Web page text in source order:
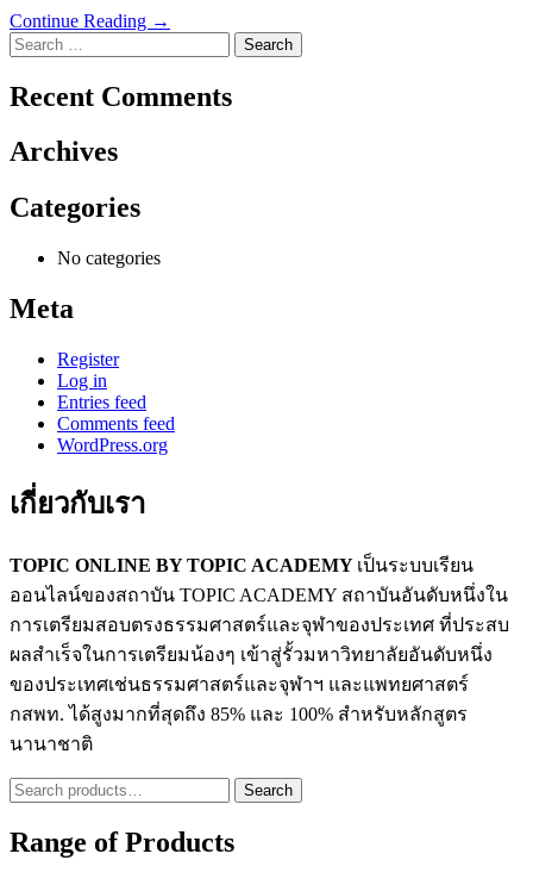
Continue Reading →
Search
for:
Recent Comments
Archives
Categories
No categories
Meta
Register
Log in
Entries feed
Comments feed
WordPress.org
เกี่ยวกับเรา
TOPIC ONLINE BY TOPIC ACADEMY เป็นระบบเรียน
ออนไลน์ของสถาบัน TOPIC ACADEMY สถาบันอันดับหนึ่งใน
การเตรียมสอบตรงธรรมศาสตร์และจุฬาของประเทศ ที่ประสบ
ผลสำเร็จในการเตรียมน้องๆ เข้าสู่รั้วมหาวิทยาลัยอันดับหนึ่ง
ของประเทศเช่นธรรมศาสตร์และจุฬาฯ และแพทยศาสตร์
กสพท. ได้สูงมากที่สุดถึง 85% และ 100% สำหรับหลักสูตร
นานาชาติ
Search
for:
Search
Range of Products